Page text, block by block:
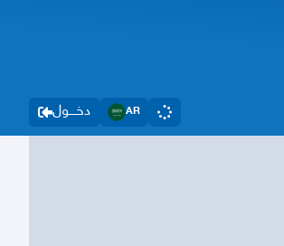
دخــــول AR